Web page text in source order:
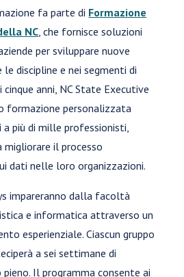
fa parte di Formazione
NC , che fornisce soluzioni
per sviluppare nuove
discipline e nei segmenti di
anni, NC State Executive
formazione personalizzata
più di mille professionisti,
migliorare il processo
dati nelle loro organizzazioni.
impareranno dalla facoltà
e informatica attraverso un
esperienziale. Ciascun gruppo
a sei settimane di
Il programma consente ai